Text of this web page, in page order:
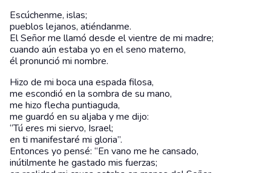
Escúchenme, islas;
pueblos lejanos, atiéndanme.
El Señor me llamó desde el vientre de mi madre;
cuando aún estaba yo en el seno materno,
él pronunció mi nombre.
Hizo de mi boca una espada filosa,
me escondió en la sombra de su mano,
me hizo flecha puntiaguda,
me guardó en su aljaba y me dijo:
“Tú eres mi siervo, Israel;
en ti manifestaré mi gloria”.
Entonces yo pensé: “En vano me he cansado,
inútilmente he gastado mis fuerzas;